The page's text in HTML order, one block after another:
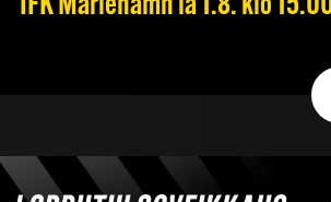
IFK Mariehamn la 1.8. klo